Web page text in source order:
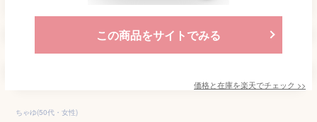
この商品をサイトでみる
価格と在庫を楽天でチェック >>
ちゃゆ(50代・女性)